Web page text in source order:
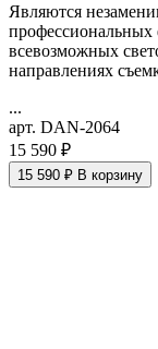
Являются
профессиональных
всевозможных
направлениях
...
арт. DAN-2064
15 590 ₽
15 590 ₽ В корзину